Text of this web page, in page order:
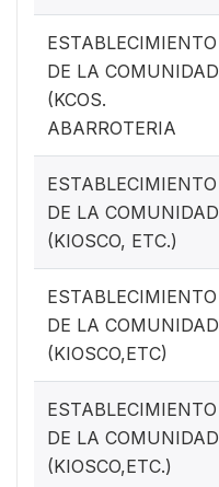
ESTABLECIMIENTO
DE LA COMUNIDAD
(KCOS.
ABARROTERIA
ESTABLECIMIENTO
DE LA COMUNIDAD
(KIOSCO, ETC.)
ESTABLECIMIENTO
DE LA COMUNIDAD
(KIOSCO,ETC)
ESTABLECIMIENTO
DE LA COMUNIDAD
(KIOSCO,ETC.)